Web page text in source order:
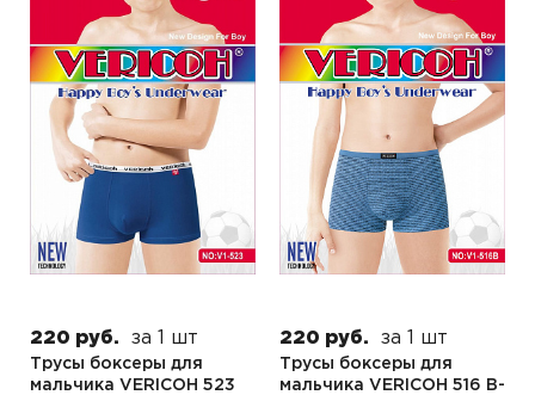
220 руб. за 1 шт
Трусы боксеры для
мальчика VERICOH 523
220 руб. за 1 шт
Трусы боксеры для
мальчика VERICOH 516 B-